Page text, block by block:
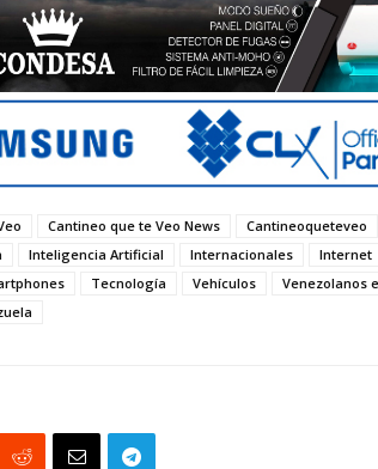
Cantineo que te Veo News Cantineoqueteveo
Inteligencia Artificial Internacionales Internet
Tecnología Vehículos
Venezolanos